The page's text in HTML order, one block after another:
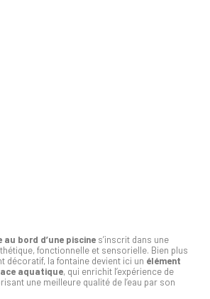
bord d’une piscine s’inscrit dans une
fonctionnelle et sensorielle. Bien plus
décoratif, la fontaine devient ici un élément
aquatique, qui enrichit l’expérience de
une meilleure qualité de l’eau par son